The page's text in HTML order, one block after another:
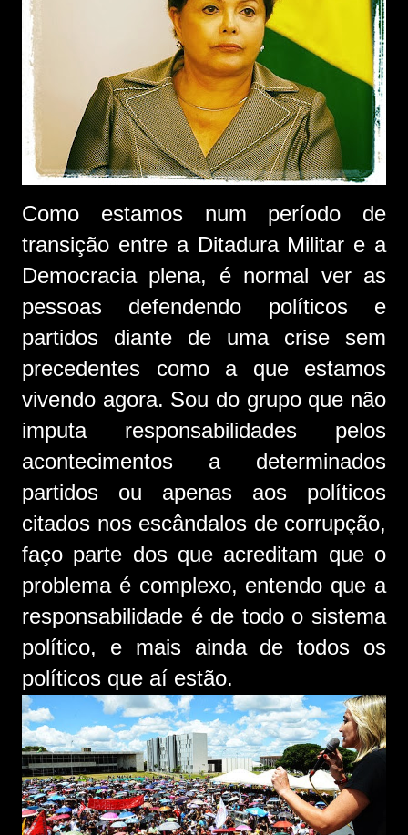
Como estamos num período de
transição entre a Ditadura Militar e a
Democracia plena, é normal ver as
pessoas defendendo políticos e
partidos diante de uma crise sem
precedentes como a que estamos
vivendo agora. Sou do grupo que não
imputa responsabilidades pelos
acontecimentos a determinados
partidos ou apenas aos políticos
citados nos escândalos de corrupção,
faço parte dos que acreditam que o
problema é complexo, entendo que a
responsabilidade é de todo o sistema
político, e mais ainda de todos os
políticos que aí estão.